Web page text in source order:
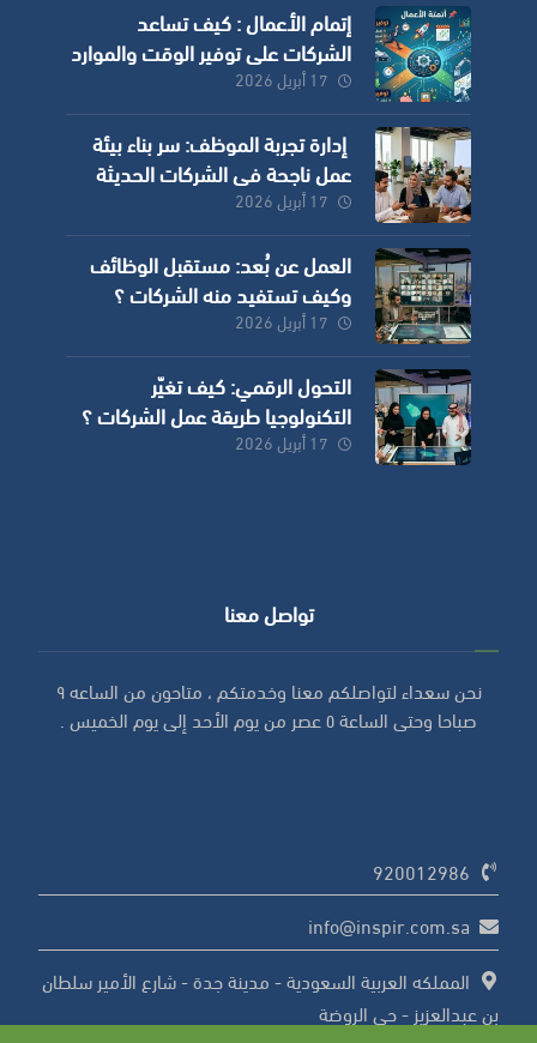
إتمام الأعمال : كيف تساعد
الشركات على توفير الوقت والموارد
وزيادة الدقة؟
17 أبريل 2026
إدارة تجربة الموظف: سر بناء بيئة
عمل ناجحة في الشركات الحديثة
17 أبريل 2026
العمل عن بُعد: مستقبل الوظائف
وكيف تستفيد منه الشركات ؟
17 أبريل 2026
التحول الرقمي: كيف تغيّر
التكنولوجيا طريقة عمل الشركات ؟
17 أبريل 2026
تواصل معنا
نحن سعداء لتواصلكم معنا وخدمتكم ، متاحون من الساعه ٩
صباحا وحتى الساعة ٥ عصر من يوم الأحد إلى يوم الخميس .
920012986
info@inspir.com.sa
المملكه العربية السعودية - مدينة جدة - شارع الأمير سلطان
بن عبدالعزيز - حي الروضة